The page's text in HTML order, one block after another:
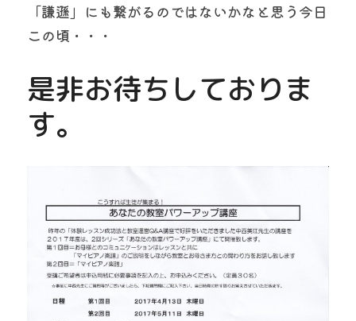
「謙遜」にも繋がるのではないかなと思う今日
この頃・・・
是非お待ちしておりま
す。